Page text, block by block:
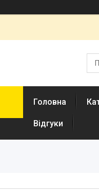
Головна
Відгуки